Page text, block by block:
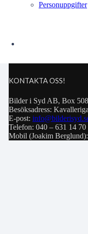
Personuppgifter
Samtliga bilder hör till
upphovsrättslagen.
Köp av bild innebär
privat bruk eller för
KONTAKTA OSS!
Bilder i Syd AB, Box
Besöksadress:
E-post:
Telefon: 040 – 631 14 70
Mobil (Joakim